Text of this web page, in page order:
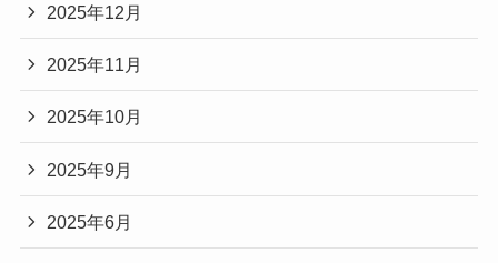
2025年12月
2025年11月
2025年10月
2025年9月
2025年6月